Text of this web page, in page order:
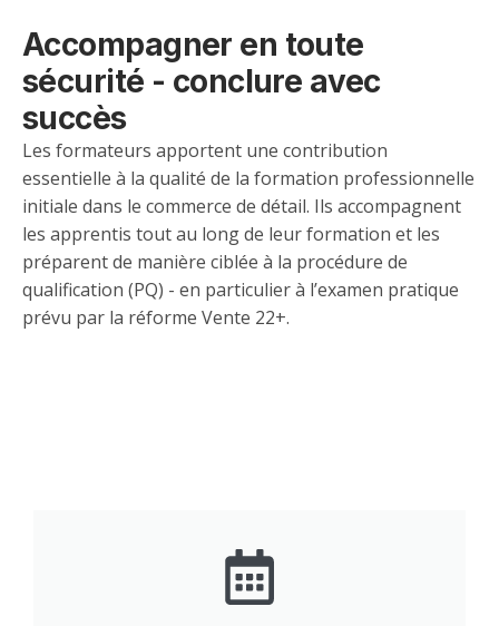
Accompagner en toute
sécurité - conclure avec
succès
Les formateurs apportent une contribution
essentielle à la qualité de la formation professionnelle
initiale dans le commerce de détail. Ils accompagnent
les apprentis tout au long de leur formation et les
préparent de manière ciblée à la procédure de
qualification (PQ) - en particulier à l’examen pratique
prévu par la réforme Vente 22+.